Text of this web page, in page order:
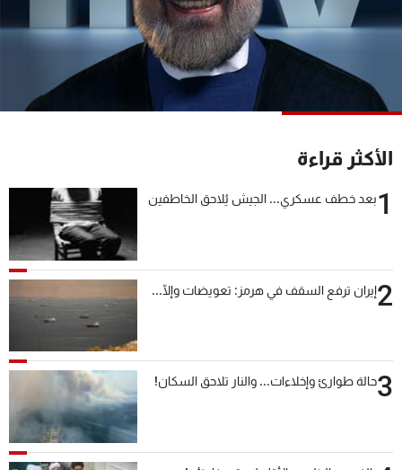
الأكثر قراءة
1بعد خطف عسكري... الجيش يُلاحق الخاطفين
2إيران ترفع السقف في هرمز: تعويضات وإلّا...
3حالة طوارئ وإخلاءات... والنار تلاحق السكان!
البرامج
جدول البرامج
شاهد البرامج
الترددات
عن MTV
الإنـتـاج
شروط الإسـتخدام
سياسة الخصوصية